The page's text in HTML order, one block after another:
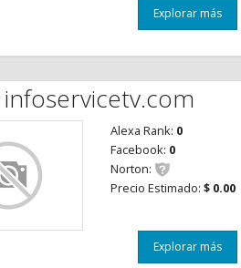
Explorar más
infoservicetv.com
Alexa Rank: 0
Facebook: 0
Norton:
Precio Estimado: $ 0.00
Explorar más